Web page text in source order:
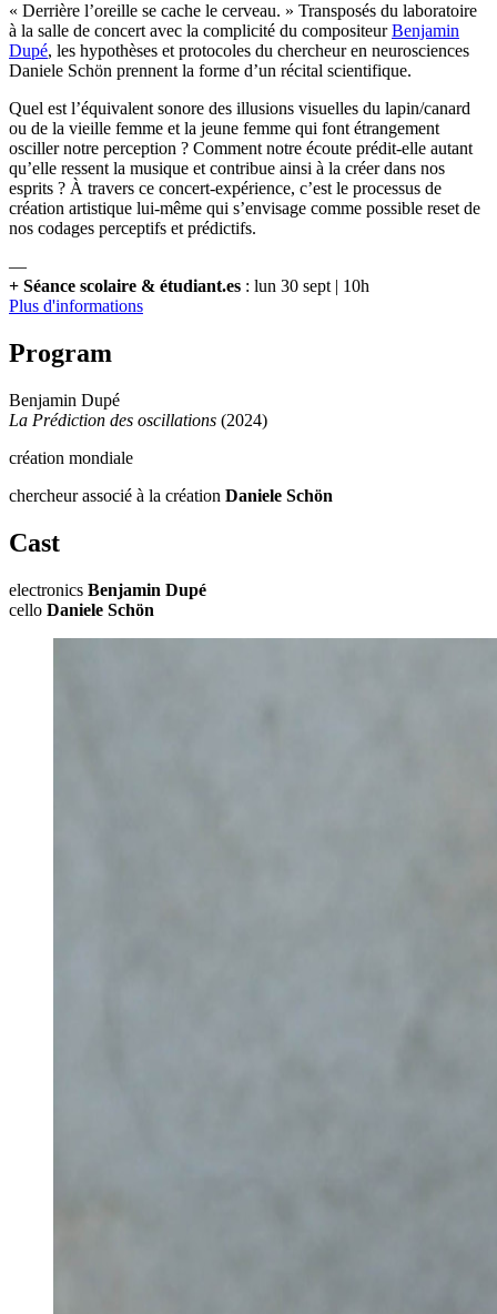
« Derrière l’oreille se cache le cerveau. » Transposés du laboratoire
à la salle de concert avec la complicité du compositeurBenjamin
Dupé, les hypothèses et protocoles du chercheur en neurosciences
Daniele Schön prennent la forme d’un récital scientifique.
Quel est l’équivalent sonore des illusions visuelles du lapin/canard
ou de la vieille femme et la jeune femme qui font étrangement
osciller notre perception ? Comment notre écoute prédit-elle autant
qu’elle ressent la musique et contribue ainsi à la créer dans nos
esprits ? À travers ce concert-expérience, c’est le processus de
création artistique lui-même qui s’envisage comme possible reset de
nos codages perceptifs et prédictifs.
—
+ Séance scolaire & étudiant.es : lun 30 sept | 10h
Plus d'informations
Program
Benjamin Dupé
La Prédiction des oscillations (2024)
création mondiale
chercheur associé à la création Daniele Schön
Cast
electronics Benjamin Dupé
cello Daniele Schön